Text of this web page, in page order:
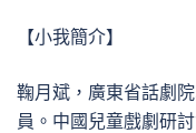
【小我簡介】
鞠月斌，廣東省話劇
員。中國兒童戲劇研